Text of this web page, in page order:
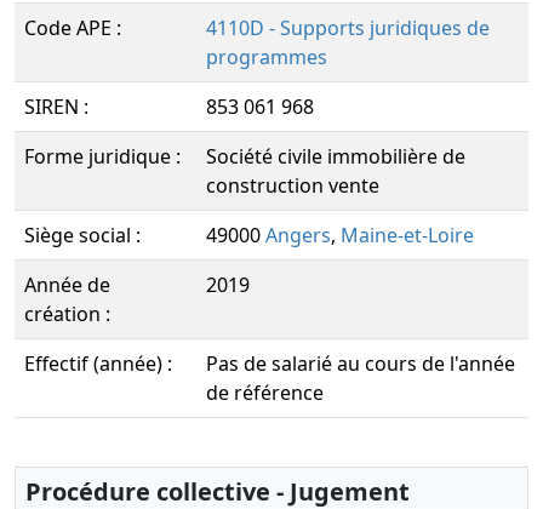
Code APE :
4110D - Supports juridiques de
programmes
SIREN :
853 061 968
Forme juridique :
Société civile immobilière de
construction vente
Siège social :
49000Angers, Maine-et-Loire
Année de
création :
2019
Effectif (année) :
Pas de salarié au cours de l'année
de référence
Procédure collective - Jugement